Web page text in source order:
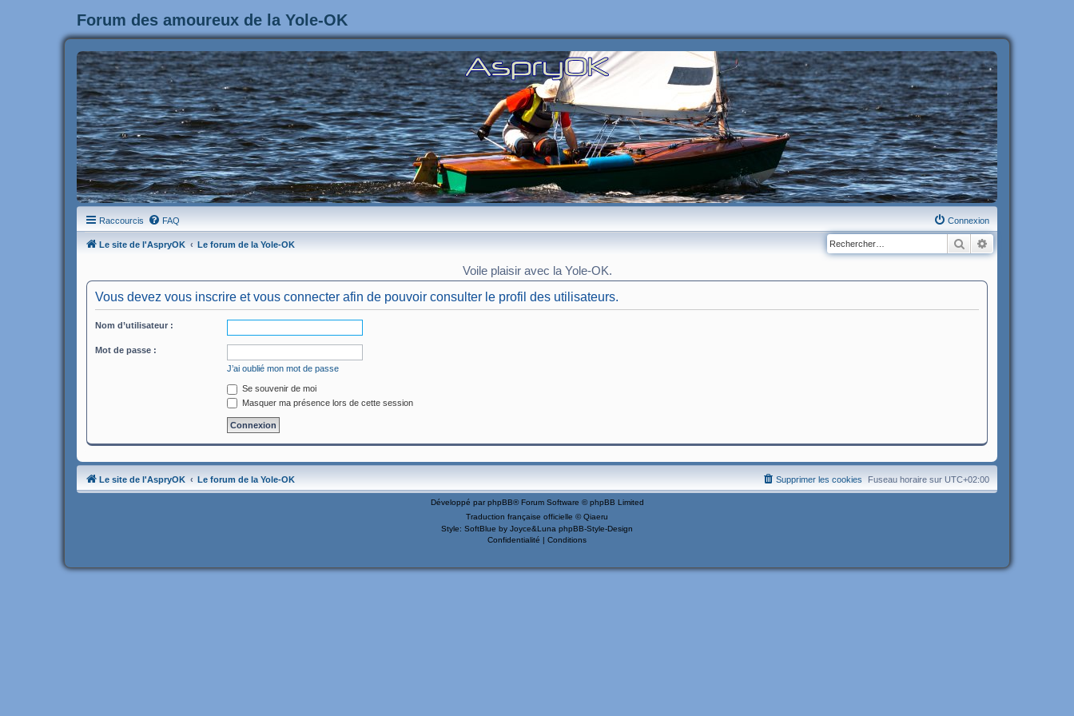
Forum des amoureux de la Yole-OK
Raccourcis FAQ Connexion
Le site de l'AspryOK Le forum de la Yole-OK Rechercher
Voile plaisir avec la Yole-OK.
Vous devez vous inscrire et vous connecter afin de pouvoir consulter le profil des utilisateurs.
Nom d’utilisateur :
Mot de passe :
J’ai oublié mon mot de passe
Se souvenir de moi
Masquer ma présence lors de cette session
Le site de l'AspryOK Le forum de la Yole-OK Fuseau horaire sur UTC+02:00
Supprimer les cookies
Développé par phpBB® Forum Software © phpBB Limited
Traduction française officielle ©Qiaeru
Style: SoftBlue by Joyce&Luna phpBB-Style-Design
Confidentialité | Conditions